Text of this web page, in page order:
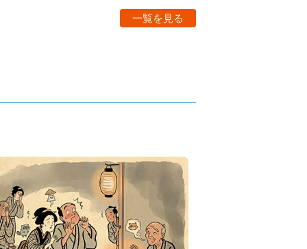
一覧を見る